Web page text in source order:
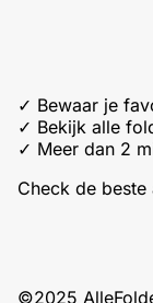
✓ Bewaar je
✓ Bekijk alle
✓ Meer dan 2
Check de
©2025